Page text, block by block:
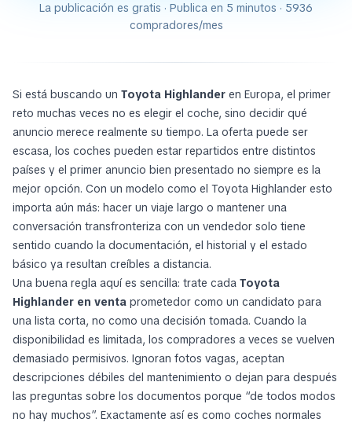
La publicación es gratis · Publica en 5 minutos · 5936
compradores/mes
Si está buscando un Toyota Highlander en Europa, el primer
reto muchas veces no es elegir el coche, sino decidir qué
anuncio merece realmente su tiempo. La oferta puede ser
escasa, los coches pueden estar repartidos entre distintos
países y el primer anuncio bien presentado no siempre es la
mejor opción. Con un modelo como el Toyota Highlander esto
importa aún más: hacer un viaje largo o mantener una
conversación transfronteriza con un vendedor solo tiene
sentido cuando la documentación, el historial y el estado
básico ya resultan creíbles a distancia.
Una buena regla aquí es sencilla: trate cada Toyota
Highlander en venta prometedor como un candidato para
una lista corta, no como una decisión tomada. Cuando la
disponibilidad es limitada, los compradores a veces se vuelven
demasiado permisivos. Ignoran fotos vagas, aceptan
descripciones débiles del mantenimiento o dejan para después
las preguntas sobre los documentos porque “de todos modos
no hay muchos”. Exactamente así es como coches normales